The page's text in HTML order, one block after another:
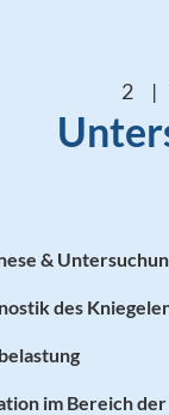
2 |
&
des
im Bereich der